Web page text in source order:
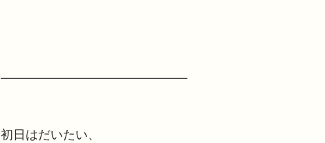
━━━━━━━━━━━━━━━
初日はだいたい、